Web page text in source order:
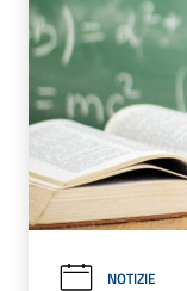
NOTIZIE